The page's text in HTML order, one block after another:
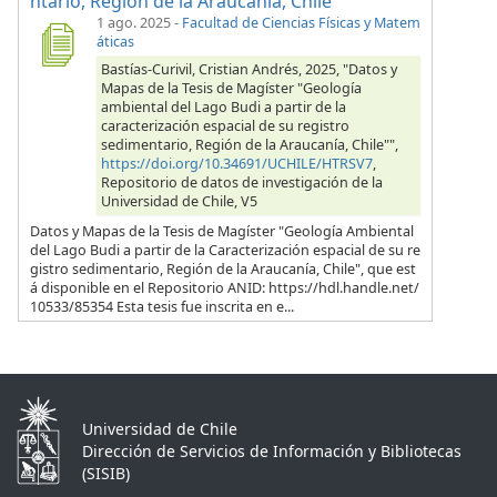
1 ago. 2025- Facultad de Ciencias Físicas y Matem
áticas
Bastías-Curivil, Cristian Andrés, 2025, "Datos y
Mapas de la Tesis de Magíster "Geología
ambiental del Lago Budi a partir de la
caracterización espacial de su registro
sedimentario, Región de la Araucanía, Chile"",
https://doi.org/10.34691/UCHILE/HTRSV7,
Repositorio de datos de investigación de la
Universidad de Chile, V5
Datos y Mapas de la Tesis de Magíster "Geología Ambiental
del Lago Budi a partir de la Caracterización espacial de su re
gistro sedimentario, Región de la Araucanía, Chile", que est
á disponible en el Repositorio ANID: https://hdl.handle.net/
10533/85354 Esta tesis fue inscrita en e...
Universidad de Chile
Dirección de Servicios de Información y Bibliotecas
(SISIB)